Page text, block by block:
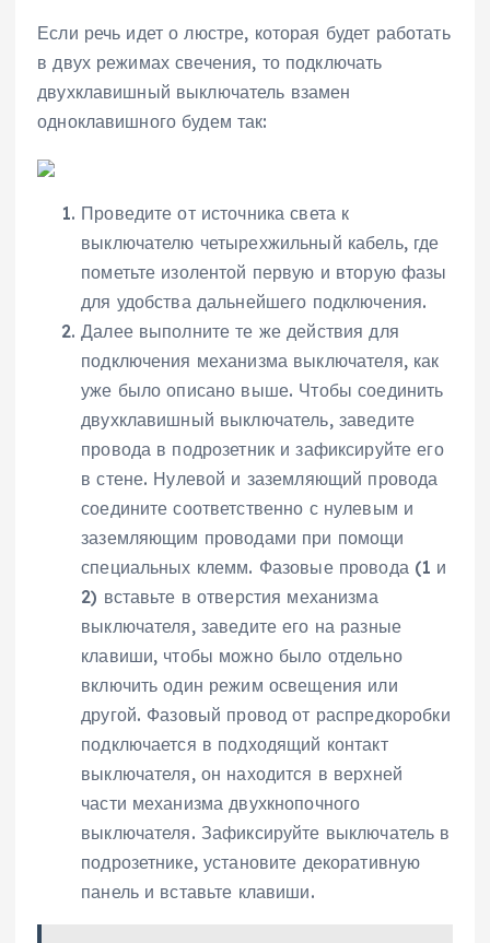
Если речь идет о люстре, которая будет работать
в двух режимах свечения, то подключать
двухклавишный выключатель взамен
одноклавишного будем так:
Проведите от источника света к
выключателю четырехжильный кабель, где
пометьте изолентой первую и вторую фазы
для удобства дальнейшего подключения.
Далее выполните те же действия для
подключения механизма выключателя, как
уже было описано выше. Чтобы соединить
двухклавишный выключатель, заведите
провода в подрозетник и зафиксируйте его
в стене. Нулевой и заземляющий провода
соедините соответственно с нулевым и
заземляющим проводами при помощи
специальных клемм. Фазовые провода (1 и
2) вставьте в отверстия механизма
выключателя, заведите его на разные
клавиши, чтобы можно было отдельно
включить один режим освещения или
другой. Фазовый провод от распредкоробки
подключается в подходящий контакт
выключателя, он находится в верхней
части механизма двухкнопочного
выключателя. Зафиксируйте выключатель в
подрозетнике, установите декоративную
панель и вставьте клавиши.